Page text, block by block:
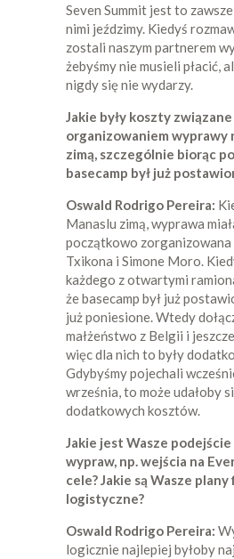
Seven Summit jest to
nimi jeździmy. Kiedyś
zostali naszym partnerem
żebyśmy nie musieli płacić,
nigdy się nie wydarzy.
Jakie były koszty związane
organizowaniem wyprawy
zimą, szczególnie biorąc
basecamp był już
Oswald Rodrigo Pereira:
Manaslu zimą, wyprawa
początkowo
Txikona i Simone Moro.
każdego z otwartymi
że basecamp był już
już poniesione. Wtedy
małżeństwo z Belgii i
więc dla nich to były
Gdybyśmy pojechali
września, to może udałoby
dodatkowych kosztów.
Jakie jest Wasze
wypraw, np. wejścia na
cele? Jakie są Wasze
logistyczne?
Oswald Rodrigo Pereira:
logicznie najlepiej byłoby